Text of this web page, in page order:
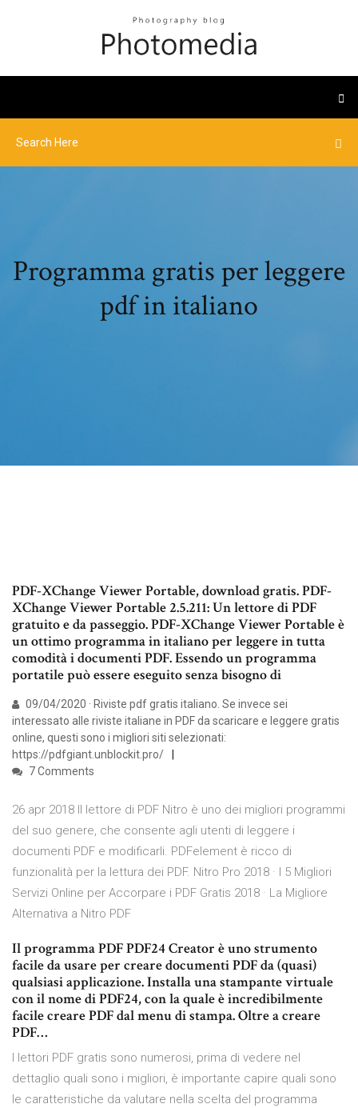
Programma gratis per leggere
pdf in italiano
PDF-XChange Viewer Portable, download gratis. PDF-
XChange Viewer Portable 2.5.211: Un lettore di PDF
gratuito e da passeggio. PDF-XChange Viewer Portable è
un ottimo programma in italiano per leggere in tutta
comodità i documenti PDF. Essendo un programma
portatile può essere eseguito senza bisogno di
09/04/2020 · Riviste pdf gratis italiano. Se invece sei
interessato alle riviste italiane in PDF da scaricare e leggere gratis
online, questi sono i migliori siti selezionati:
https://pdfgiant.unblockit.pro/
7 Comments
26 apr 2018 Il lettore di PDF Nitro è uno dei migliori programmi
del suo genere, che consente agli utenti di leggere i
documenti PDF e modificarli. PDFelement è ricco di
funzionalità per la lettura dei PDF. Nitro Pro 2018 · I 5 Migliori
Servizi Online per Accorpare i PDF Gratis 2018 · La Migliore
Alternativa a Nitro PDF
Il programma PDF PDF24 Creator è uno strumento
facile da usare per creare documenti PDF da (quasi)
qualsiasi applicazione. Installa una stampante virtuale
con il nome di PDF24, con la quale è incredibilmente
facile creare PDF dal menu di stampa. Oltre a creare
PDF…
I lettori PDF gratis sono numerosi, prima di vedere nel
dettaglio quali sono i migliori, è importante capire quali sono
le caratteristiche da valutare nella scelta del programma